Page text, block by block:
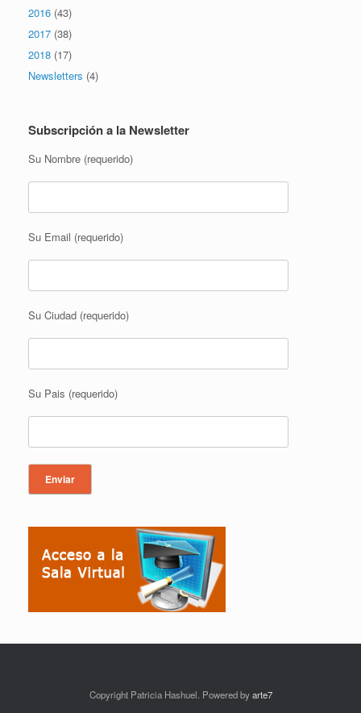
2016 (43)
2017 (38)
2018 (17)
Newsletters (4)
Subscripción a la Newsletter
Su Nombre (requerido)
Su Email (requerido)
Su Ciudad (requerido)
Su Pais (requerido)
Copyright Patricia Hashuel. Powered byarte7